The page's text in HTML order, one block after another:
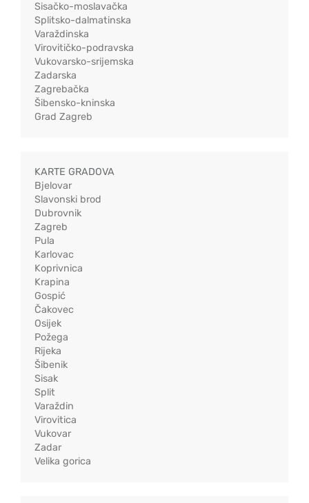
Sisačko-moslavačka
Splitsko-dalmatinska
Varaždinska
Virovitičko-podravska
Vukovarsko-srijemska
Zadarska
Zagrebačka
Šibensko-kninska
Grad Zagreb
KARTE GRADOVA
Bjelovar
Slavonski brod
Dubrovnik
Zagreb
Pula
Karlovac
Koprivnica
Krapina
Gospić
Čakovec
Osijek
Požega
Rijeka
Šibenik
Sisak
Split
Varaždin
Virovitica
Vukovar
Zadar
Velika gorica